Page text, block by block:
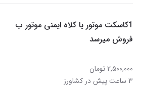
1کاسکت موتور یا کلاه ایمنی موتور ب
فروش میرسد
۲,۵۰۰,۰۰۰ تومان
۳ ساعت پیش در کشاورز